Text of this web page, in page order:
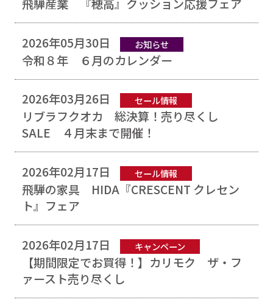
飛騨産業 『穂高』クッション応援フェア
2026年05月30日 お知らせ
令和８年 ６月のカレンダー
2026年03月26日 セール情報
リブラフクオカ 総決算！売り尽くし
SALE ４月末まで開催！
2026年02月17日 セール情報
飛騨の家具 HIDA『CRESCENT クレセン
ト』フェア
2026年02月17日 キャンペーン
【期間限定でお買得！】カリモク ザ・フ
ァースト売り尽くし